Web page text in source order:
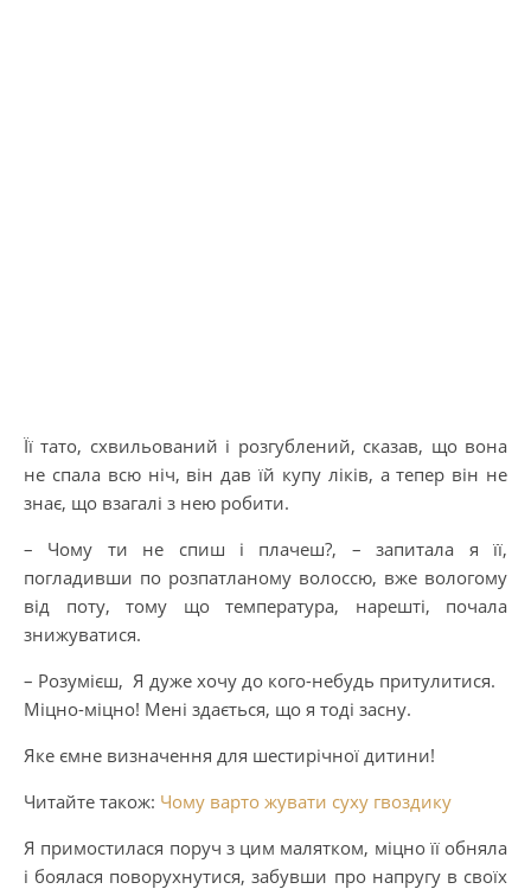
Її тато, схвильований і розгублений, сказав, що вона
не спала всю ніч, він дав їй купу ліків, а тепер він не
знає, що взагалі з нею робити.
– Чому ти не спиш і плачеш?, – запитала я її,
погладивши по розпатланому волоссю, вже вологому
від поту, тому що температура, нарешті, почала
знижуватися.
– Розумієш, Я дуже хочу до кого-небудь притулитися.
Міцно-міцно! Мені здається, що я тоді засну.
Яке ємне визначення для шестирічної дитини!
Читайте також: Чому варто жувати суху гвоздику
Я примостилася поруч з цим малятком, міцно її обняла
і боялася поворухнутися, забувши про напругу в своїх